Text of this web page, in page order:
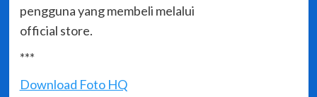
pengguna yang membeli melalui
official store.
***
Download Foto HQ